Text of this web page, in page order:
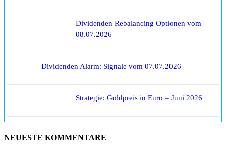
Dividenden Rebalancing Optionen vom
08.07.2026
Dividenden Alarm: Signale vom 07.07.2026
Strategie: Goldpreis in Euro – Juni 2026
NEUESTE KOMMENTARE